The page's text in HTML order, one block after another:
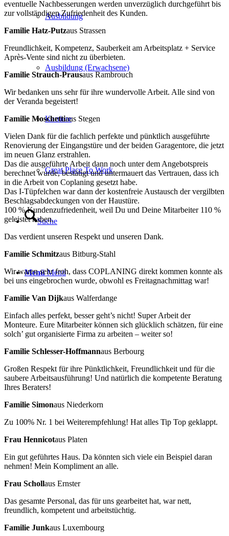
Ausbildung
Ausbildung (Erwachsene)
Karriere
Great Place To Work
Suche
Menü Menü
eventuelle Nachbesserungen werden unverzüglich durchgeführt bis
zur vollständigen Zufriedenheit des Kunden.
Familie Hatz-Putzaus Strassen
Freundlichkeit, Kompetenz, Sauberkeit am Arbeitsplatz + Service
Après-Vente sind nicht zu überbieten.
Familie Strauch-Prausaus Rambrouch
Wir bedanken uns sehr für ihre wundervolle Arbeit. Alle sind von
der Veranda begeistert!
Familie Moschettiaus Stegen
Vielen Dank für die fachlich perfekte und pünktlich ausgeführte
Renovierung der Eingangstüre und der beiden Garagentore, die jetzt
im neuen Glanz erstrahlen.
Das die ausgeführte Arbeit dann noch unter dem Angebotspreis
berechnet wurde, bestätigt und untermauert das Vertrauen, dass ich
in die Arbeit von Coplaning gesetzt habe.
Das I-Tüpfelchen war dann der kostenfreie Austausch der vergilbten
Beschlagsabdeckungen von der Haustüre.
100 % Kundenzufriedenheit, weil Du und Deine Mitarbeiter 110 %
geleistet haben.
Das verdient unseren Respekt und unseren Dank.
Familie Schmitzaus Bitburg-Stahl
Wir waren sehr froh, dass COPLANING direkt kommen konnte als
bei uns eingebrochen wurde, obwohl es Freitagnachmittag war!
Familie Van Dijkaus Walferdange
Einfach alles perfekt, besser geht’s nicht! Super Arbeit der
Monteure. Eure Mitarbeiter können sich glücklich schätzen, für eine
solch’ gut organisierte Firma zu arbeiten – weiter so!
Familie Schlesser-Hoffmannaus Berbourg
Großen Respekt für ihre Pünktlichkeit, Freundlichkeit und für die
saubere Arbeitsausführung! Und natürlich die kompetente Beratung
Ihres Beraters!
Familie Simonaus Niederkorn
Zu 100% Nr. 1 bei Weiterempfehlung! Hat alles Tip Top geklappt.
Frau Hennicotaus Platen
Ein gut geführtes Haus. Da könnten sich viele ein Beispiel daran
nehmen! Mein Kompliment an alle.
Frau Schollaus Ernster
Das gesamte Personal, das für uns gearbeitet hat, war nett,
freundlich, kompetent und arbeitstüchtig.
Familie Junkaus Luxembourg